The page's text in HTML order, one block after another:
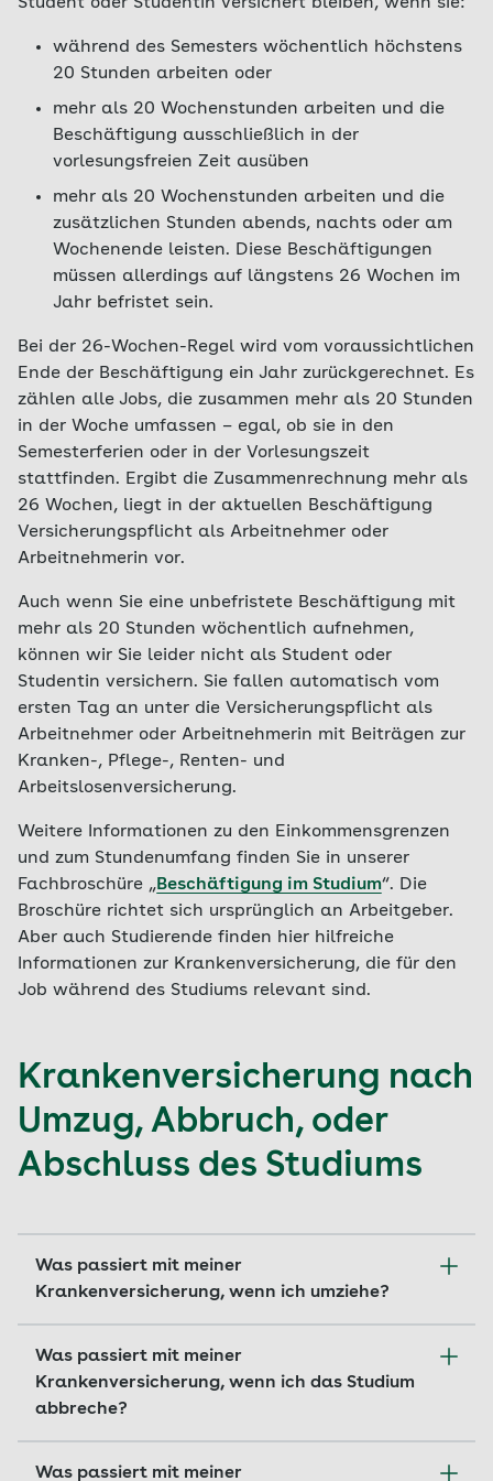
Bitte beachten Sie: Beschäftigungen, die länger
als drei Monate oder 70 Arbeitstage andauern,
gelten als regelmäßig und sind nicht mehr
mitversichert sein.
die Mitarbeit in Hochschulgremien
die Ablehnung im Auswahlverfahren zum
gewählten Studium
freiwilliger Wehrdienst oder
Bundesfreiwilligendienst
ein Freiwilliges Soziales beziehungsweise
Ökologisches Jahr
ein studienvorbereitender Sprachkurs mit
Prüfungsabschluss der DSH (Deutsche
Sprachprüfung für den Hochschulzugang)
Abschluss durch Feststellungsprüfung
Bitte wenden Sie sich direkt an Ihre AOK vor Ort ,
um Einzelheiten für eine Verlängerung der
studentischen Krankenversicherung zu
besprechen.
während des Semesters wöchentlich höchstens
20 Stunden arbeiten oder
mehr als 20 Wochenstunden arbeiten und die
Beschäftigung ausschließlich in der
vorlesungsfreien Zeit ausüben
mehr als 20 Wochenstunden arbeiten und die
zusätzlichen Stunden abends, nachts oder am
Wochenende leisten. Diese Beschäftigungen
müssen allerdings auf längstens 26 Wochen im
Jahr befristet sein.
Bei der 26-Wochen-Regel wird vom voraussichtlichen
Ende der Beschäftigung ein Jahr zurückgerechnet. Es
zählen alle Jobs, die zusammen mehr als 20 Stunden
in der Woche umfassen – egal, ob sie in den
Semesterferien oder in der Vorlesungszeit
stattfinden. Ergibt die Zusammenrechnung mehr als
26 Wochen, liegt in der aktuellen Beschäftigung
Versicherungspflicht als Arbeitnehmer oder
Arbeitnehmerin vor.
Auch wenn Sie eine unbefristete Beschäftigung mit
mehr als 20 Stunden wöchentlich aufnehmen,
können wir Sie leider nicht als Student oder
Studentin versichern. Sie fallen automatisch vom
ersten Tag an unter die Versicherungspflicht als
Arbeitnehmer oder Arbeitnehmerin mit Beiträgen zur
Kranken-, Pflege-, Renten- und
Arbeitslosenversicherung.
Weitere Informationen zu den Einkommensgrenzen
und zum Stundenumfang finden Sie in unserer
Fachbroschüre „Beschäftigung im Studium“. Die
Broschüre richtet sich ursprünglich an Arbeitgeber.
Aber auch Studierende finden hier hilfreiche
Informationen zur Krankenversicherung, die für den
Job während des Studiums relevant sind.
Krankenversicherung nach
Umzug, Abbruch, oder
Abschluss des Studiums
Was passiert mit meiner
Krankenversicherung, wenn ich umziehe?
Bei einem Umzug müssen Sie lediglich Ihre
Adressdaten bei der Krankenkasse und auf Ihrer
elektronischen Gesundheitskarte ändern lassen.
Was passiert mit meiner
Krankenversicherung, wenn ich das Studium
abbreche?
Informieren Sie uns bei einem Studienabbruch
Was passiert mit meiner